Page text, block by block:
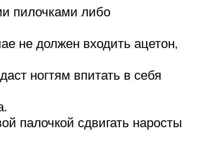
пилочками либо
не должен входить ацетон,
ногтям впитать в себя
палочкой сдвигать наросты